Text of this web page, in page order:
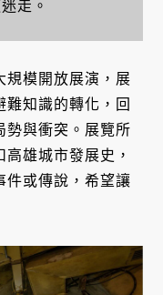
走。
規模開放展演，展
知識的轉化，回
勢與衝突。展覽所
雄城市發展史，
件或傳說，希望讓